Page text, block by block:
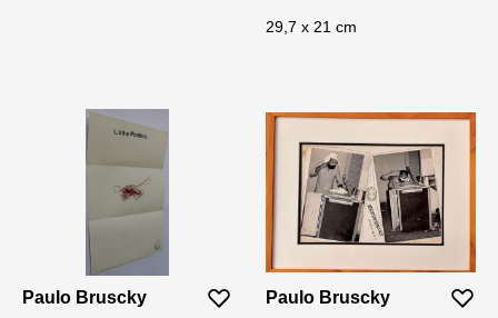
29,7 x 21 cm
Paulo Bruscky Paulo Bruscky